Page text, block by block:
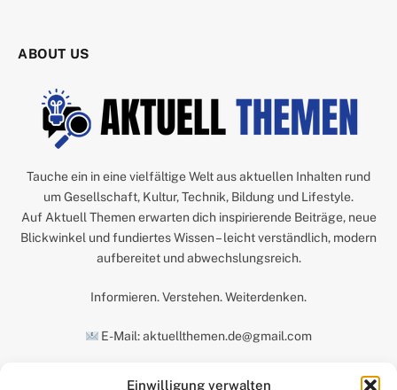
Einwilligung verwalten
ABOUT US
Tauche ein in eine vielfältige Welt aus aktuellen Inhalten rund
um Gesellschaft, Kultur, Technik, Bildung und Lifestyle.
Auf Aktuell Themen erwarten dich inspirierende Beiträge, neue
Blickwinkel und fundiertes Wissen – leicht verständlich, modern
aufbereitet und abwechslungsreich.
Informieren. Verstehen. Weiterdenken.
E-Mail: aktuellthemen.de@gmail.com